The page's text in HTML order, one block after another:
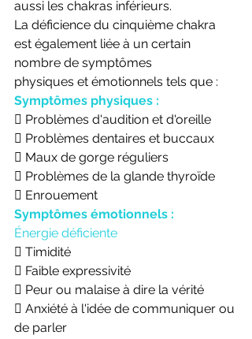
aussi les chakras inférieurs.
La déficience du cinquième chakra
est également liée à un certain
nombre de symptômes
physiques et émotionnels tels que :
Symptômes physiques :
 Problèmes d'audition et d'oreille
 Problèmes dentaires et buccaux
 Maux de gorge réguliers
 Problèmes de la glande thyroïde
 Enrouement
Symptômes émotionnels :
Énergie déficiente
 Timidité
 Faible expressivité
 Peur ou malaise à dire la vérité
 Anxiété à l'idée de communiquer ou
de parler